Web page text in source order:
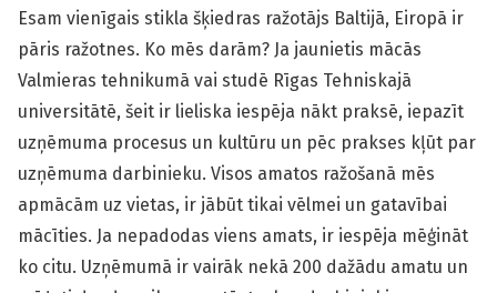
Esam vienīgais stikla šķiedras ražotājs Baltijā, Eiropā ir
pāris ražotnes. Ko mēs darām? Ja jaunietis mācās
Valmieras tehnikumā vai studē Rīgas Tehniskajā
universitātē, šeit ir lieliska iespēja nākt praksē, iepazīt
uzņēmuma procesus un kultūru un pēc prakses kļūt par
uzņēmuma darbinieku. Visos amatos ražošanā mēs
apmācām uz vietas, ir jābūt tikai vēlmei un gatavībai
mācīties. Ja nepadodas viens amats, ir iespēja mēģināt
ko citu. Uzņēmumā ir vairāk nekā 200 dažādu amatu un